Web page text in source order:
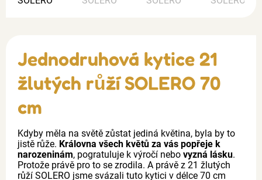
Jednodruhová kytice 21
žlutých růží SOLERO 70
cm
Kdyby měla na světě zůstat jediná květina, byla by to
jistě růže. Královna všech květů za vás popřeje k
narozeninám, pogratuluje k výročí nebo vyzná lásku.
Protože právě pro to se zrodila. A právě z 21 žlutých
růží SOLERO jsme svázali tuto kytici v délce 70 cm